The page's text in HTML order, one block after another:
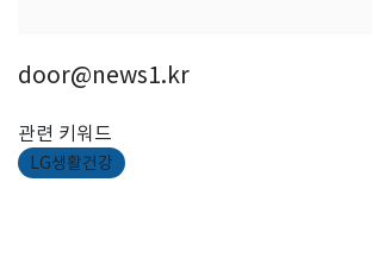
door@news1.kr
관련 키워드
LG생활건강